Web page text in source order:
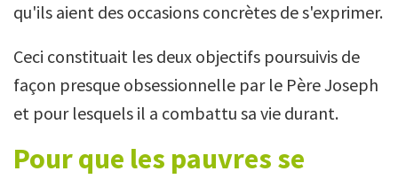
qu'ils aient des occasions concrètes de s'exprimer.
Ceci constituait les deux objectifs poursuivis de
façon presque obsessionnelle par le Père Joseph
et pour lesquels il a combattu sa vie durant.
Pour que les pauvres se